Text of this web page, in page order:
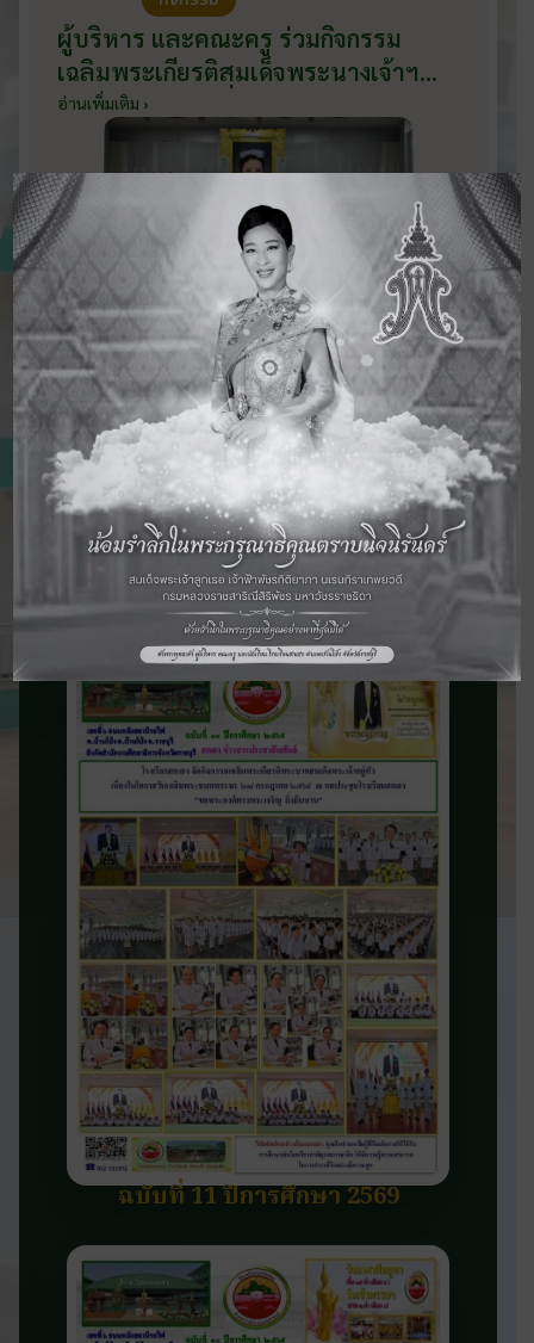
ผู้บริหาร และคณะครู ร่วมกิจกรรม
เฉลิมพระเกียรติสมเด็จพระนางเจ้าฯ
พระบรมราชินี เนื่องในโอกาสวันเฉลิม
พระชนมพรรษา กับหน่วยงานอำเภอ
เมืองบ้านโป่ง ณ ศาลาประชาคมริมน้ำ
วันที่ 3 มิถุนายน 2569
อ่านเพิ่มเติม ›
ดูข่าวสารทั้งหมด
จดหมายข่าว
ประชาสัมพันธ์
ติดตามข่าวสารและความเคลื่อนไหวของ
โรงเรียน
ฉบับที่ 11 ปีการศึกษา 2569